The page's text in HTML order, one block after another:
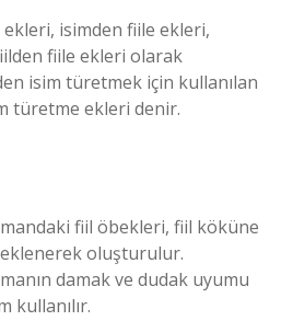
isimden fiile ekleri,
fiile ekleri olarak
isim türetmek için kullanılan
türetme ekleri denir.
fiil öbekleri, fiil köküne
oluşturulur.
damak ve dudak uyumu
kullanılır.